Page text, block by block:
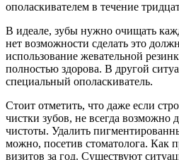
ополаскивателем в течение
В идеале, зубы нужно очищать
нет возможности сделать это
использование жевательной
полностью здорова. В другой
специальный ополаскиватель.
Стоит отметить, что даже если
чистки зубов, не всегда возможно
чистоты. Удалить
можно, посетив стоматолога. Как
визитов за год. Существуют